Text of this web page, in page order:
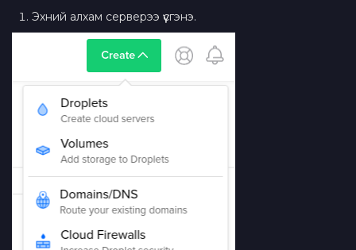
Эхний алхам серверээ үүсгэнэ.